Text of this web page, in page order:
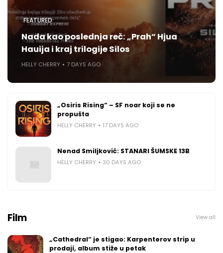
FEATURED
Nada kao poslednja reč: „Prah“ Hjua
Hauija i kraj trilogije Silos
HELLY CHERRY 7 DAYS AGO
„Osiris Rising“ – SF noar koji se ne
propušta
HELLY CHERRY 17 DAYS AGO
Nenad Smiljković: STANARI ŠUMSKE 13B
HELLY CHERRY 30 DAYS AGO
Film View all
„Cathedral“ je stigao: Karpenterov strip u
prodaji, album stiže u petak